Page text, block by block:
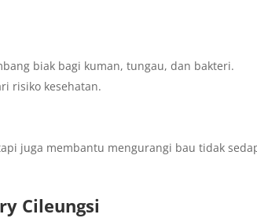
biak bagi kuman, tungau, dan bakteri.
risiko kesehatan.
juga membantu mengurangi bau tidak
Cileungsi